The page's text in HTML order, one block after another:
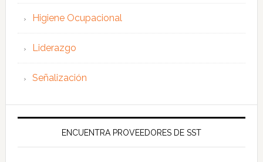
Higiene Ocupacional
Liderazgo
Señalización
ENCUENTRA PROVEEDORES DE SST